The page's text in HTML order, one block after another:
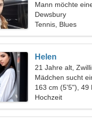
Mann möchte
Dewsbury
Tennis, Blues
Helen
21 Jahre alt,
Mädchen sucht
163 cm (5'5"), 49
Hochzeit